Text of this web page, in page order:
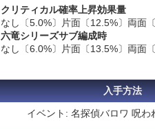
クリティカル確率上昇効果量
なし〔5.0%〕片面〔12.5%〕両面〔
六竜シリーズサブ編成時
なし〔6.0%〕片面〔13.5%〕両面〔
入手方法
イベント: 名探偵バロワ 呪わ